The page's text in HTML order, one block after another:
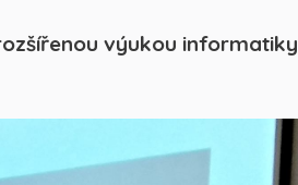
výukou informatiky